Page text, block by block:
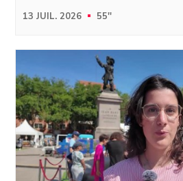
13 JUIL. 2026 55''